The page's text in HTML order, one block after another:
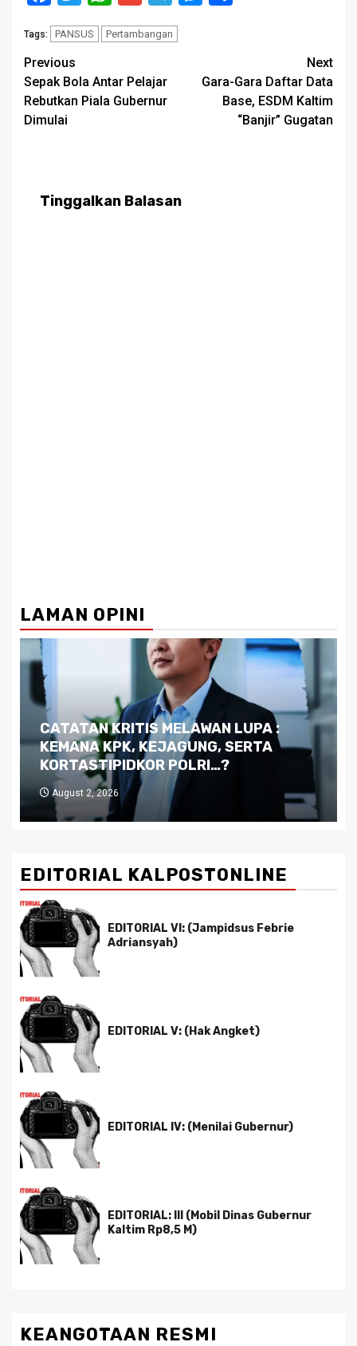
Tags: PANSUS Pertambangan
Post
navigation
Previous
Sepak Bola Antar Pelajar
Rebutkan Piala Gubernur
Dimulai
Next
Gara-Gara Daftar Data
Base, ESDM Kaltim
“Banjir” Gugatan
Tinggalkan Balasan
LAMAN OPINI
Dilema Kaltim di Tengah Krisis:
Kutukan Sumber Daya Alam dan
Pemimpin yang Tak Kreatif
July 29, 2026
EDITORIAL KALPOSTONLINE
EDITORIAL VI: (Jampidsus Febrie
Adriansyah)
EDITORIAL V: (Hak Angket)
EDITORIAL IV: (Menilai Gubernur)
EDITORIAL: III (Mobil Dinas Gubernur
Kaltim Rp8,5 M)
KEANGOTAAN RESMI